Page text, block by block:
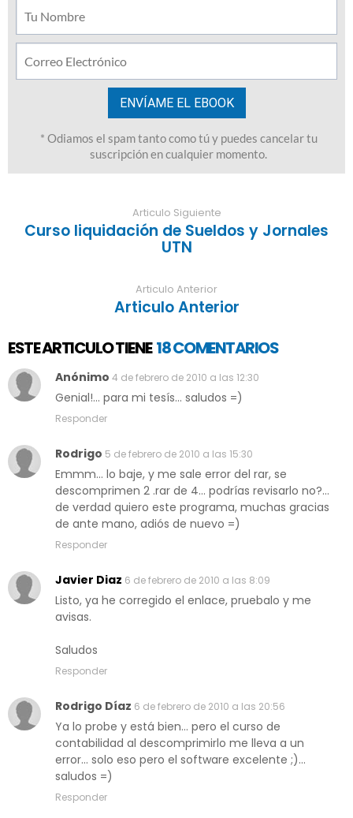
Articulo Siguiente
Curso liquidación de Sueldos y Jornales
UTN
Articulo Anterior
Articulo Anterior
ESTE ARTICULO TIENE 18 COMENTARIOS
Anónimo 4 de febrero de 2010 a las 12:30
Genial!... para mi tesís... saludos =)
Responder
Rodrigo 5 de febrero de 2010 a las 15:30
Emmm... lo baje, y me sale error del rar, se
descomprimen 2 .rar de 4... podrías revisarlo no?...
de verdad quiero este programa, muchas gracias
de ante mano, adiós de nuevo =)
Responder
Javier Diaz 6 de febrero de 2010 a las 8:09
Listo, ya he corregido el enlace, pruebalo y me
avisas.
Saludos
Responder
Rodrigo Díaz 6 de febrero de 2010 a las 20:56
Ya lo probe y está bien... pero el curso de
contabilidad al descomprimirlo me lleva a un
error... solo eso pero el software excelente ;)...
saludos =)
Responder